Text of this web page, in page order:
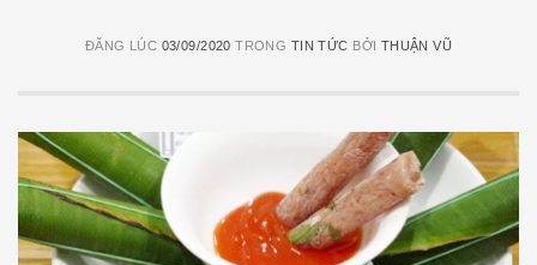
ĐĂNG LÚC 03/09/2020 TRONG TIN TỨC BỞI THUẬN VŨ